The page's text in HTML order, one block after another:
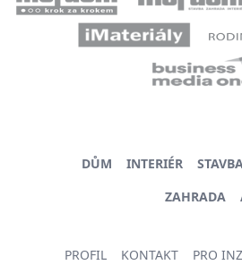
DŮM INTERIÉR
ZAHRADA
PROFIL KONTAKT PRO